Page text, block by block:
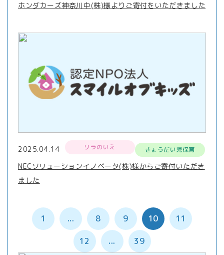
ホンダカーズ神奈川中(株)様よりご寄付をいただきました
2025.04.14 リラのいえ きょうだい児保育
NECソリューションイノベータ(株)様からご寄付いただき
ました
1 ... 8 9 10 11
12 ... 39